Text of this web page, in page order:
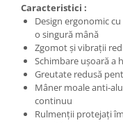
Rulete si metre
Telemetre
Termometre
Scule electrice
Accesorii auto
Accesorii scule electrice
Caracteristici :
Design ergonomic
o singură mână
Zgomot şi vibraţii
Schimbare uşoară a
Greutate redusă
Mâner moale anti-
continuu
Rulmenţii protejaţi